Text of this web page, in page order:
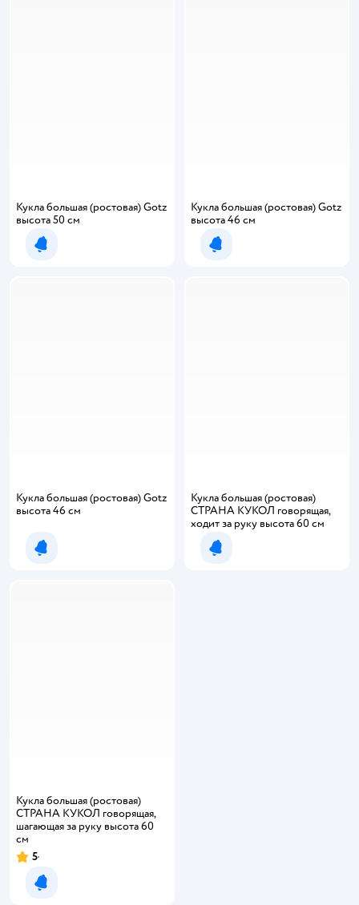
Кукла большая (ростовая) Gotz
высота 50 см
Уведомить о появлении
Кукла большая (ростовая) Gotz
высота 46 см
Уведомить о появлении
Кукла большая (ростовая) Gotz
высота 46 см
Уведомить о появлении
Кукла большая (ростовая)
СТРАНА КУКОЛ говорящая,
ходит за руку высота 60 см
Уведомить о появлении
Кукла большая (ростовая)
СТРАНА КУКОЛ говорящая,
шагающая за руку высота 60
см
Рейтинг:
5
Уведомить о появлении